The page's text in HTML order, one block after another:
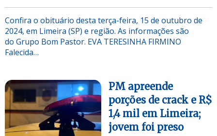
Confira o obituário desta terça-feira, 15 de outubro de
2024, em Limeira (SP) e região. As informações são
do Grupo Bom Pastor. EVA TERESINHA FIRMINO
Falecida…
PM apreende
porções de crack e R$
1,4 mil em Limeira;
jovem foi preso